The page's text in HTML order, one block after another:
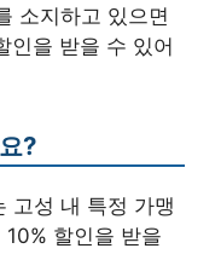
소지하고 있으면
인을 받을 수 있어
?
고성 내 특정 가맹
할인을 받을